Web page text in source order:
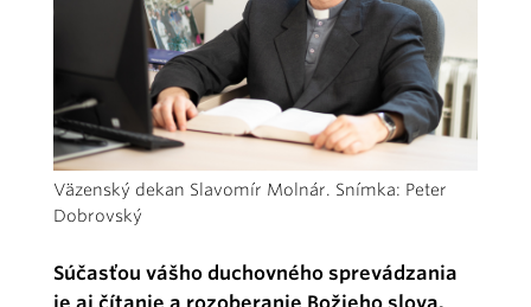
Väzenský dekan Slavomír Molnár. Snímka: Peter
Dobrovský
Súčasťou vášho duchovného sprevádzania